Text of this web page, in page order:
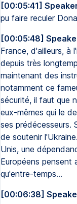
[00:05:41]
pu faire reculer
[00:05:48]
France, d'ailleurs, à
depuis très
maintenant des
notamment ce
sécurité, il faut que
eux-mêmes qui le
ses prédécesseurs.
de soutenir
Unis, une
Européens pensent
qu'entre-temps...
[00:06:38]